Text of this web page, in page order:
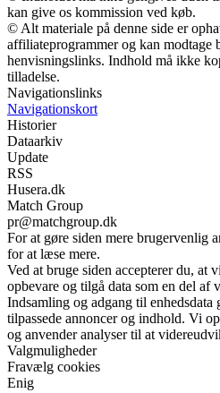
kan give os kommission ved køb.
© Alt materiale på denne side er
affiliateprogrammer og kan modtage
henvisningslinks. Indhold må ikke
tilladelse.
Navigationslinks
Navigationskort
Historier
Dataarkiv
Update
RSS
Husera.dk
Match Group
pr@matchgroup.dk
For at gøre siden mere brugervenlig
for at læse mere.
Ved at bruge siden accepterer du, at
opbevare og tilgå data som en del af
Indsamling og adgang til enhedsdata
tilpassede annoncer og indhold. Vi
og anvender analyser til at
Valgmuligheder
Fravælg cookies
Enig